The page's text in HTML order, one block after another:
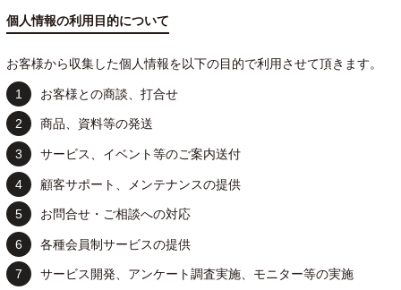
個人情報の利用目的について
お客様から収集した個人情報を以下の目的で利用させて頂きます。
お客様との商談、打合せ
商品、資料等の発送
サービス、イベント等のご案内送付
顧客サポート、メンテナンスの提供
お問合せ・ご相談への対応
各種会員制サービスの提供
サービス開発、アンケート調査実施、モニター等の実施